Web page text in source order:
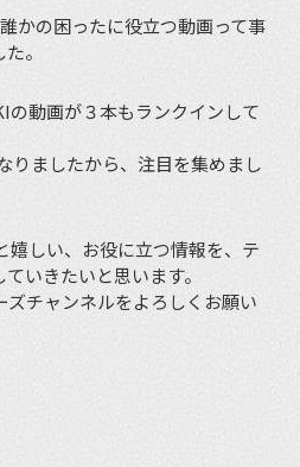
かの困ったに役立つ動画って事
。
動画が３本もランクインして
りましたから、注目を集めまし
嬉しい、お役に立つ情報を、テ
いきたいと思います。
チャンネルをよろしくお願い